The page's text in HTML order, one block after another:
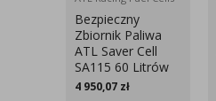
Bezpieczny
Zbiornik Paliwa
ATL Saver Cell
SA115 60 Litrów
4 950,07 zł